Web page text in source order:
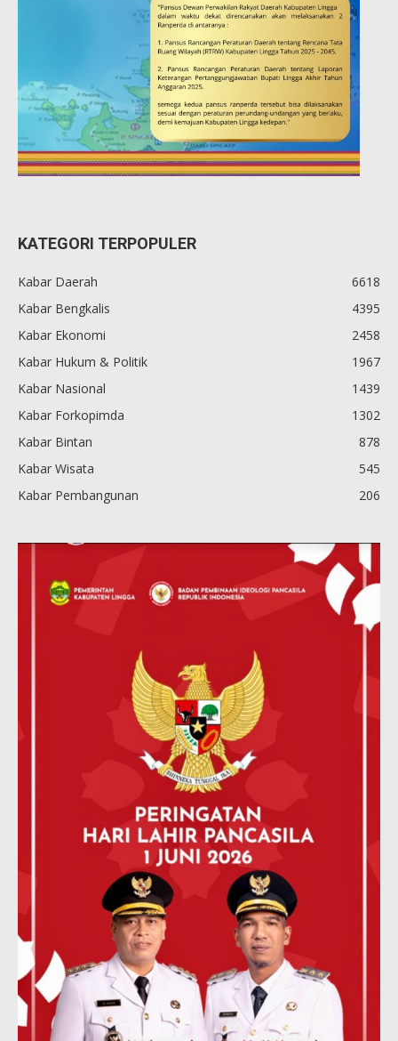
KATEGORI TERPOPULER
Kabar Daerah
6618
Kabar Bengkalis
4395
Kabar Ekonomi
2458
Kabar Hukum & Politik
1967
Kabar Nasional
1439
Kabar Forkopimda
1302
Kabar Bintan
878
Kabar Wisata
545
Kabar Pembangunan
206